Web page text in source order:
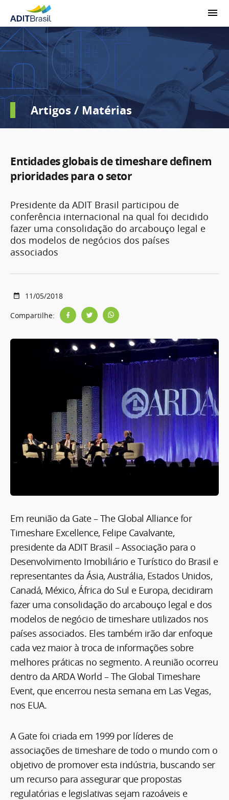
Artigos / Matérias
Entidades globais de timeshare definem
prioridades para o setor
Presidente da ADIT Brasil participou de
conferência internacional na qual foi decidido
fazer uma consolidação do arcabouço legal e
dos modelos de negócios dos países
associados
11/05/2018
Compartilhe:
Em reunião da Gate – The Global Alliance for
Timeshare Excellence, Felipe Cavalvante,
presidente da ADIT Brasil – Associação para o
Desenvolvimento Imobiliário e Turístico do Brasil e
representantes da Ásia, Austrália, Estados Unidos,
Canadá, México, África do Sul e Europa, decidiram
fazer uma consolidação do arcabouço legal e dos
modelos de negócio de timeshare utilizados nos
países associados. Eles também irão dar enfoque
cada vez maior à troca de informações sobre
melhores práticas no segmento. A reunião ocorreu
dentro da ARDA World – The Global Timeshare
Event, que encerrou nesta semana em Las Vegas,
nos EUA.
A Gate foi criada em 1999 por líderes de
associações de timeshare de todo o mundo com o
objetivo de promover esta indústria, buscando ser
um recurso para assegurar que propostas
regulatórias e legislativas sejam razoáveis e